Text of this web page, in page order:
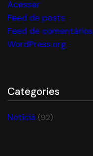
Acessar
Feed de posts
Feed de comentários
WordPress.org
Categories
Notícia (92)